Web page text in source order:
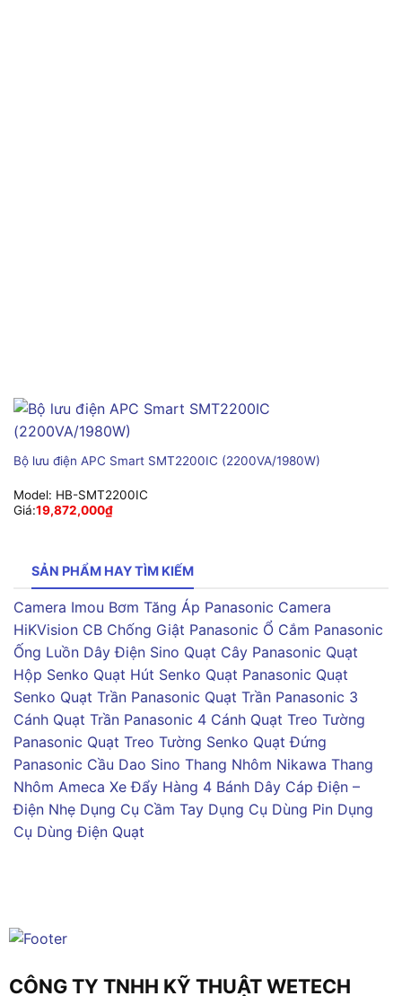
Bộ lưu điện APC Smart SMT2200IC (2200VA/1980W)
Model: HB-SMT2200IC
Giá:19,872,000₫
SẢN PHẨM HAY TÌM KIẾM
Camera Imou Bơm Tăng Áp Panasonic Camera
HiKVision CB Chống Giật Panasonic Ổ Cắm Panasonic
Ống Luồn Dây Điện Sino Quạt Cây Panasonic Quạt
Hộp Senko Quạt Hút Senko Quạt Panasonic Quạt
Senko Quạt Trần Panasonic Quạt Trần Panasonic 3
Cánh Quạt Trần Panasonic 4 Cánh Quạt Treo Tường
Panasonic Quạt Treo Tường Senko Quạt Đứng
Panasonic Cầu Dao Sino Thang Nhôm Nikawa Thang
Nhôm Ameca Xe Đẩy Hàng 4 Bánh Dây Cáp Điện –
Điện Nhẹ Dụng Cụ Cầm Tay Dụng Cụ Dùng Pin Dụng
Cụ Dùng Điện Quạt
CÔNG TY TNHH KỸ THUẬT WETECH